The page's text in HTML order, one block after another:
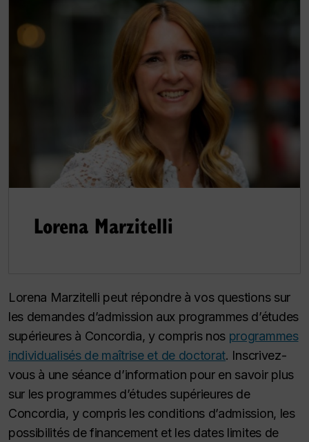
Lorena Marzitelli
Lorena Marzitelli peut répondre à vos questions sur
les demandes d’admission aux programmes d’études
supérieures à Concordia, y compris nos programmes
individualisés de maîtrise et de doctorat. Inscrivez-
vous à une séance d’information pour en savoir plus
sur les programmes d’études supérieures de
Concordia, y compris les conditions d’admission, les
possibilités de financement et les dates limites de